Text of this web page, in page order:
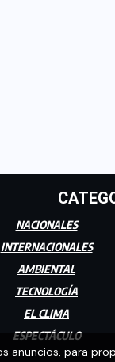
NACIONALES
INTERNACIONALES
AMBIENTAL
TECNOLOGÍA
EL CLIMA
ESPECTÁCULO
anuncios, para